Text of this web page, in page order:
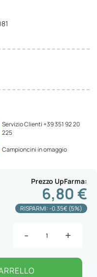
Servizio Clienti +39 351 92 20
225
Campioncini in omaggio
Prezzo UpFarma
6,80 €
RISPARMI: -0.35€ (5%)
- +